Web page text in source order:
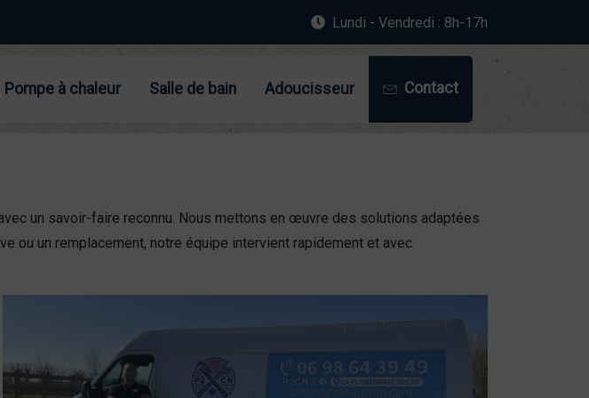
Lundi - Vendredi : 8h-17h
Pompe à chaleur Salle de bain Adoucisseur Contact
un savoir-faire reconnu. Nous mettons en œuvre des solutions adaptées
ou un remplacement, notre équipe intervient rapidement et avec